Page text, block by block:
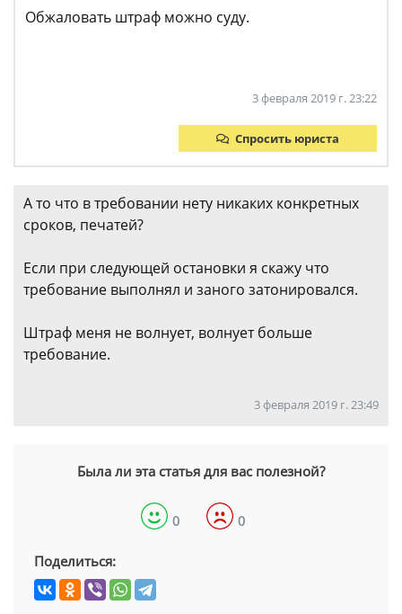
Обжаловать штраф можно суду.
3 февраля 2019 г. 23:22
Спросить юриста
А то что в требовании нету никаких конкретных
сроков, печатей?
Если при следующей остановки я скажу что
требование выполнял и заного затонировался.
Штраф меня не волнует, волнует больше
требование.
3 февраля 2019 г. 23:49
Была ли эта статья для вас полезной?
0 0
Поделиться: